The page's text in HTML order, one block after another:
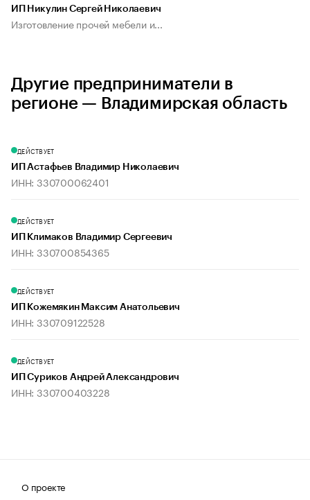
ИП Никулин Сергей Николаевич
Изготовление прочей мебели и...
Другие предприниматели в
регионе — Владимирская область
ДЕЙСТВУЕТ
ИП Астафьев Владимир Николаевич
ИНН: 330700062401
ДЕЙСТВУЕТ
ИП Климаков Владимир Сергеевич
ИНН: 330700854365
ДЕЙСТВУЕТ
ИП Кожемякин Максим Анатольевич
ИНН: 330709122528
ДЕЙСТВУЕТ
ИП Суриков Андрей Александрович
ИНН: 330700403228
О проекте